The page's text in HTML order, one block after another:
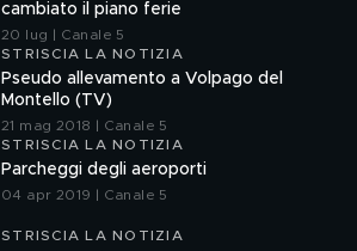
cambiato il piano ferie
20 lug | Canale 5
STRISCIA LA NOTIZIA
Pseudo allevamento a Volpago del
Montello (TV)
21 mag 2018 | Canale 5
STRISCIA LA NOTIZIA
Parcheggi degli aeroporti
04 apr 2019 | Canale 5
STRISCIA LA NOTIZIA